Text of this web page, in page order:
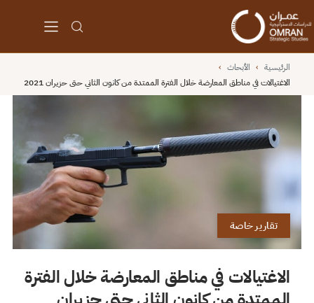
الرئيسية › الأبحاث ›
الاغتيالات في مناطق المعارضة خلال الفترة الممتدة من كانون الثاني حتى حزيران 2021
تقارير خاصة
الاغتيالات في مناطق المعارضة خلال الفترة